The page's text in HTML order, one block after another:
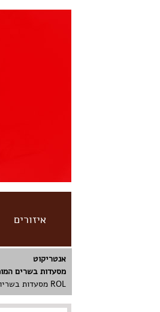
איזורים
אנטריקוט
מסעדות בשרים
ROL מסעדות בשריות - מדריך המסעדות הבשריות המומלצות. בעמוד תוכלו למצוא את בחירת המערכת למסעדות הבשריות הטובות ביותר בארץ.